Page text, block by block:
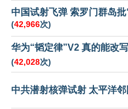
中国试射飞弹 索罗门群岛
(42,966次)
华为“韬定律”V2 真的能改
(42,028次)
中共潜射核弹试射 太平洋